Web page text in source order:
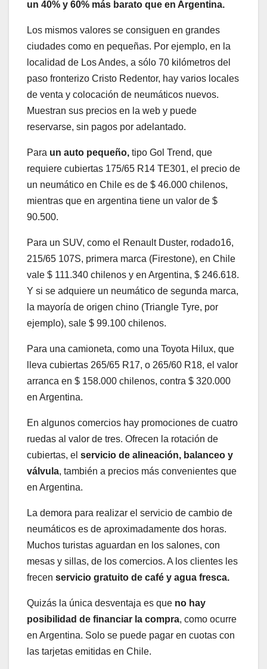
un 40% y 60% más barato que en Argentina.
Los mismos valores se consiguen en grandes
ciudades como en pequeñas. Por ejemplo, en la
localidad de Los Andes, a sólo 70 kilómetros del
paso fronterizo Cristo Redentor, hay varios locales
de venta y colocación de neumáticos nuevos.
Muestran sus precios en la web y puede
reservarse, sin pagos por adelantado.
Para un auto pequeño, tipo Gol Trend, que
requiere cubiertas 175/65 R14 TE301, el precio de
un neumático en Chile es de $ 46.000 chilenos,
mientras que en argentina tiene un valor de $
90.500.
Para un SUV, como el Renault Duster, rodado16,
215/65 107S, primera marca (Firestone), en Chile
vale $ 111.340 chilenos y en Argentina, $ 246.618.
Y si se adquiere un neumático de segunda marca,
la mayoría de origen chino (Triangle Tyre, por
ejemplo), sale $ 99.100 chilenos.
Para una camioneta, como una Toyota Hilux, que
lleva cubiertas 265/65 R17, o 265/60 R18, el valor
arranca en $ 158.000 chilenos, contra $ 320.000
en Argentina.
En algunos comercios hay promociones de cuatro
ruedas al valor de tres. Ofrecen la rotación de
cubiertas, el servicio de alineación, balanceo y
válvula, también a precios más convenientes que
en Argentina.
La demora para realizar el servicio de cambio de
neumáticos es de aproximadamente dos horas.
Muchos turistas aguardan en los salones, con
mesas y sillas, de los comercios. A los clientes les
frecen servicio gratuito de café y agua fresca.
Quizás la única desventaja es que no hay
posibilidad de financiar la compra, como ocurre
en Argentina. Solo se puede pagar en cuotas con
las tarjetas emitidas en Chile.